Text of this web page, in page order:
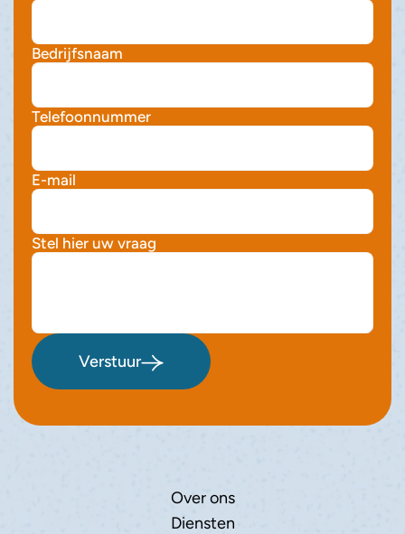
Bedrijfsnaam
Telefoonnummer
E-mail
Stel hier uw vraag
Verstuur
Over ons
Diensten